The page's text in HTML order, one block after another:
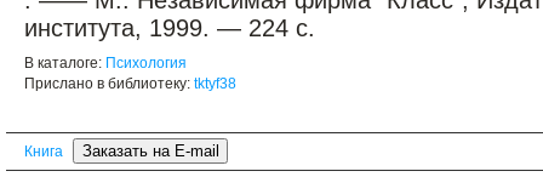
института, 1999. — 224 с.
В каталоге: Психология
Прислано в библиотеку: tktyf38
Книга